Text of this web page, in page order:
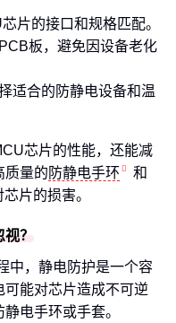
片的接口和规格匹配。
板，避免因设备老化
适合的防静电设备和温
芯片的性能，还能减
质量的 防静电手环
和
片的损害。
？
中，静电防护是一个容
能对芯片造成不可逆
电手环或手套。